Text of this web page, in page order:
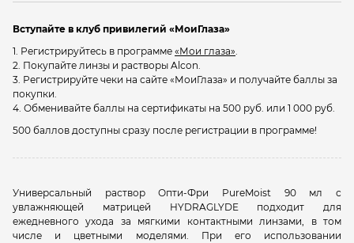
Вступайте в клуб привилегий «МоиГлаза»
1. Регистрируйтесь в программе «Мои глаза».
2. Покупайте линзы и растворы Alcon.
3. Регистрируйте чеки на сайте «МоиГлаза» и получайте баллы за
покупки.
4. Обменивайте баллы на сертификаты на 500 руб. или 1 000 руб.
500 баллов доступны сразу после регистрации в программе!
Универсальный раствор Опти-Фри PureMoist 90 мл с
увлажняющей матрицей HYDRAGLYDE подходит для
ежедневного ухода за мягкими контактными линзами, в том
числе и цветными моделями. При его использовании